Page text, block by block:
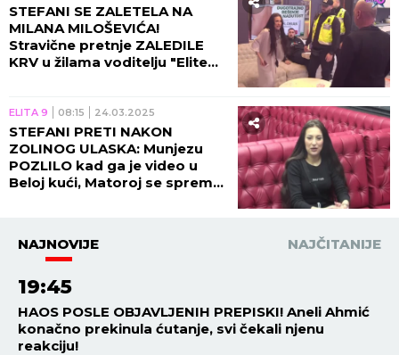
STEFANI SE ZALETELA NA
MILANA MILOŠEVIĆA!
Stravične pretnje ZALEDILE
KRV u žilama voditelju "Elite
ELITA 9 08:15 24.03.2025
STEFANI PRETI NAKON
ZOLINOG ULASKA: Munjezu
POZLILO kad ga je video u
Beloj kući, Matoroj se sprema
NAJNOVIJE NAJČITANIJE
19:45
HAOS POSLE OBJAVLJENIH PREPISKI! Aneli Ahmić
konačno prekinula ćutanje, svi čekali njenu
reakciju!